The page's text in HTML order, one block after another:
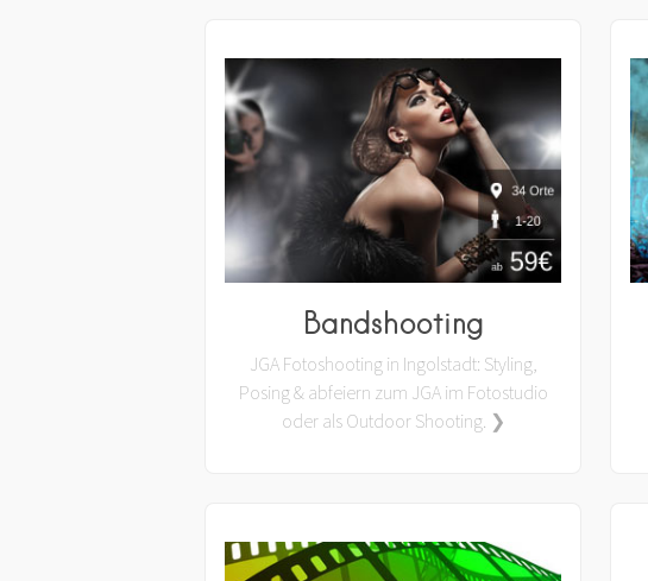
Bandshooting
JGA Fotoshooting in Ingolstadt: Styling,
Posing & abfeiern zum JGA im Fotostudio
oder als Outdoor Shooting. ❯